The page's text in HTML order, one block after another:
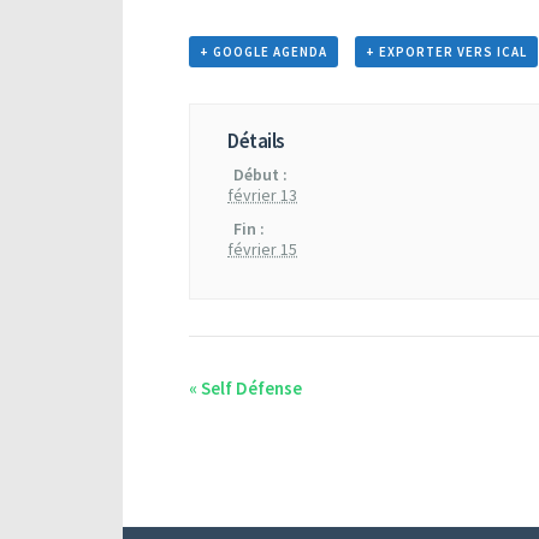
+ GOOGLE AGENDA + EXPORTER VERS ICAL
Détails
Début :
février 13
Fin :
février 15
« Self Défense